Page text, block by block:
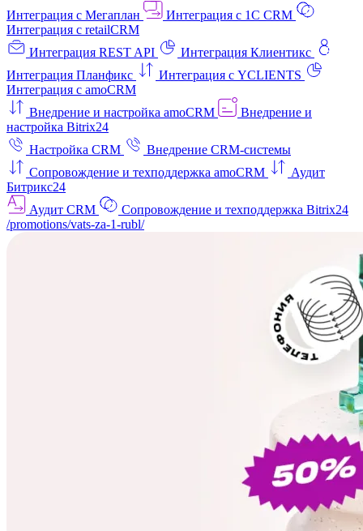
Интеграция с Мегаплан
Интеграция с 1C CRM
Интеграция с retailCRM
Интеграция REST API
Интеграция Клиентикс
Интеграция Планфикс
Интеграция с YCLIENTS
Интеграция с amoCRM
Внедрение и настройка amoCRM
Внедрение и
настройка Bitrix24
Настройка CRM
Внедрение CRM-системы
Сопровождение и техподдержка amoCRM
Аудит
Битрикс24
Аудит CRM
Сопровождение и техподдержка Bitrix24
/promotions/vats-za-1-rubl/